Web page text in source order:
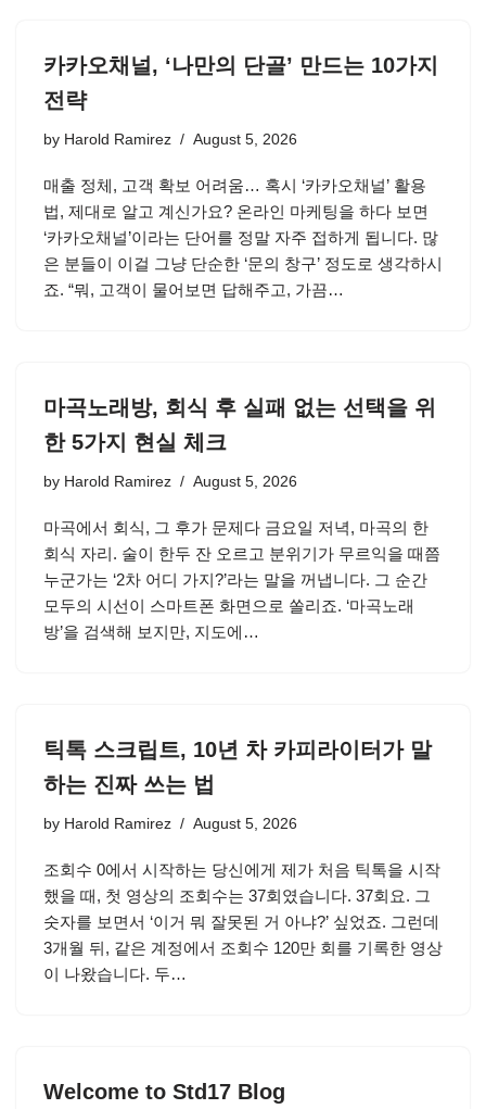
카카오채널, ‘나만의 단골’ 만드는 10가지
전략
by Harold Ramirez August 5, 2026
매출 정체, 고객 확보 어려움… 혹시 ‘카카오채널’ 활용
법, 제대로 알고 계신가요? 온라인 마케팅을 하다 보면
‘카카오채널’이라는 단어를 정말 자주 접하게 됩니다. 많
은 분들이 이걸 그냥 단순한 ‘문의 창구’ 정도로 생각하시
죠. “뭐, 고객이 물어보면 답해주고, 가끔…
마곡노래방, 회식 후 실패 없는 선택을 위
한 5가지 현실 체크
by Harold Ramirez August 5, 2026
마곡에서 회식, 그 후가 문제다 금요일 저녁, 마곡의 한
회식 자리. 술이 한두 잔 오르고 분위기가 무르익을 때쯤
누군가는 ‘2차 어디 가지?’라는 말을 꺼냅니다. 그 순간
모두의 시선이 스마트폰 화면으로 쏠리죠. ‘마곡노래
방’을 검색해 보지만, 지도에…
틱톡 스크립트, 10년 차 카피라이터가 말
하는 진짜 쓰는 법
by Harold Ramirez August 5, 2026
조회수 0에서 시작하는 당신에게 제가 처음 틱톡을 시작
했을 때, 첫 영상의 조회수는 37회였습니다. 37회요. 그
숫자를 보면서 ‘이거 뭐 잘못된 거 아냐?’ 싶었죠. 그런데
3개월 뒤, 같은 계정에서 조회수 120만 회를 기록한 영상
이 나왔습니다. 두…
Welcome to Std17 Blog